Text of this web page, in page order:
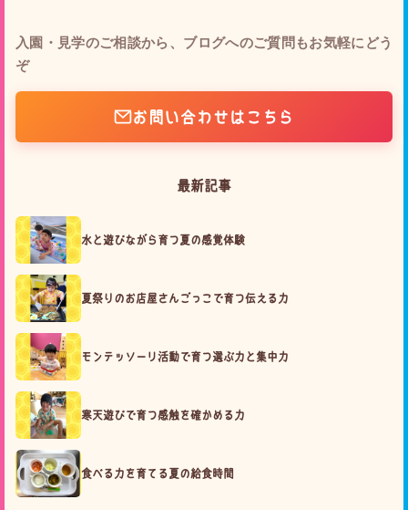
入園・見学のご相談から、ブログへのご質問もお気軽にどう
ぞ
お問い合わせはこちら
最新記事
水と遊びながら育つ夏の感覚体験
夏祭りのお店屋さんごっこで育つ伝える力
モンテッソーリ活動で育つ選ぶ力と集中力
寒天遊びで育つ感触を確かめる力
食べる力を育てる夏の給食時間